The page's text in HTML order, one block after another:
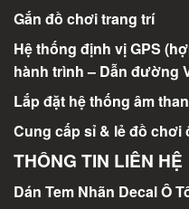
Gắn đồ chơi trang trí
Hệ thống định vị GPS
hành trình – Dẫn đường
Lắp đặt hệ thống âm
Cung cấp sỉ & lẻ đồ chơi
THÔNG TIN LIÊN HỆ
Dán Tem Nhãn Decal Ô